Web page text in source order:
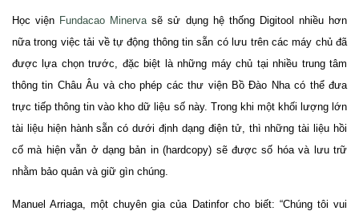
Học viện Fundacao Minervasẽ sử dụng hệ thống Digitool nhiều hơn
nữa trong việc tải về tự động thông tin sẵn có lưu trên các máy chủ đã
được lựa chọn trước, đặc biệt là những máy chủ tại nhiều trung tâm
thông tin Châu Âu và cho phép các thư viện Bồ Đào Nha có thể đưa
trực tiếp thông tin vào kho dữ liệu số này. Trong khi một khối lượng lớn
tài liệu hiện hành sẵn có dưới định dạng điện tử, thì những tài liệu hồi
cố mà hiện vẫn ở dạng bản in (hardcopy) sẽ được số hóa và lưu trữ
nhằm bảo quản và giữ gìn chúng.
Manuel Arriaga, một chuyên gia của Datinfor cho biết: “Chúng tôi vui